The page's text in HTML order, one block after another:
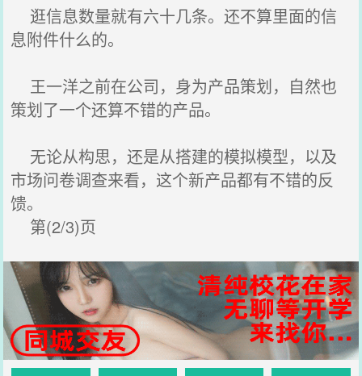
逛信息数量就有六十几条。还不算里面的信
息附件什么的。
王一洋之前在公司，身为产品策划，自然也
策划了一个还算不错的产品。
无论从构思，还是从搭建的模拟模型，以及
市场问卷调查来看，这个新产品都有不错的反
馈。
第(2/3)页